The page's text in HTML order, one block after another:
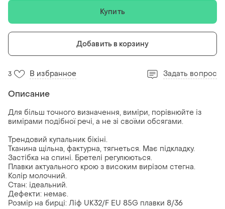
Купить
Добавить в корзину
3 В избранное Задать вопрос
Описание
Для більш точного визначення, виміри, порівнюйте із
вимірами подібної речі, а не зі своїми обсягами.
Трендовий купальник бікіні.
Тканина щільна, фактурна, тягнеться. Має підкладку.
Застібка на спині. Бретелі регулюються.
Плавки актуального крою з високим вирізом стегна.
Колір молочний.
Стан: ідеальний.
Дефекти: немає.
Розмір на бирці: Ліф UK32/F EU 85G плавки 8/36